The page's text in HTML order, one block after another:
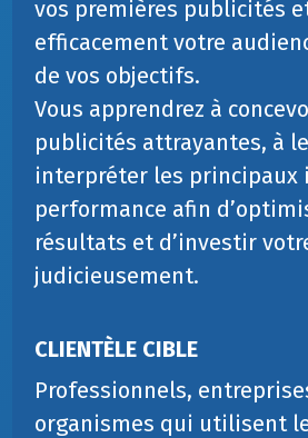
vos premières publicités
efficacement votre
de vos objectifs.
Vous apprendrez à
publicités attrayantes, à
interpréter les principaux
performance afin
résultats et d’investir
judicieusement.
CLIENTÈLE CIBLE
Professionnels,
organismes qui utilisent